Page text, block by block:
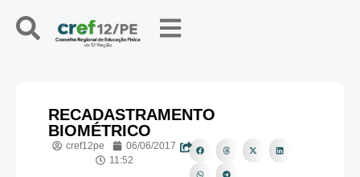
RECADASTRAMENTO
BIOMÉTRICO
cref12pe
06/06/2017
11:52